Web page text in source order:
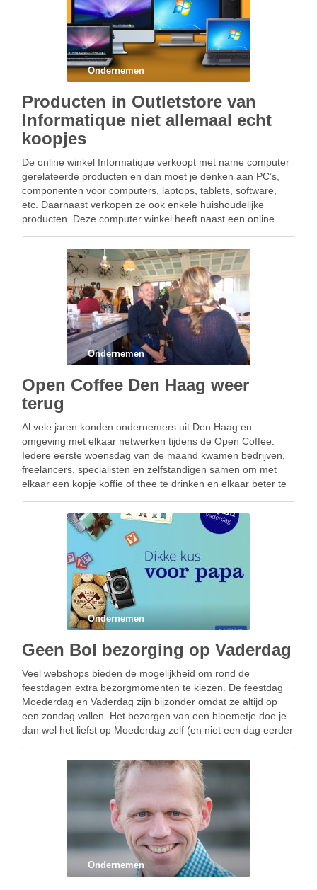
Ondernemen
Producten in Outletstore van
Informatique niet allemaal echt
koopjes
De online winkel Informatique verkoopt met name computer
gerelateerde producten en dan moet je denken aan PC’s,
componenten voor computers, laptops, tablets, software,
etc. Daarnaast verkopen ze ook enkele huishoudelijke
producten. Deze computer winkel heeft naast een online
Informatique heeft …
Ondernemen
Open Coffee Den Haag weer
terug
Al vele jaren konden ondernemers uit Den Haag en
omgeving met elkaar netwerken tijdens de Open Coffee.
Iedere eerste woensdag van de maand kwamen bedrijven,
freelancers, specialisten en zelfstandigen samen om met
elkaar een kopje koffie of thee te drinken en elkaar beter te
Ondernemen
Geen Bol bezorging op Vaderdag
Veel webshops bieden de mogelijkheid om rond de
feestdagen extra bezorgmomenten te kiezen. De feestdag
Moederdag en Vaderdag zijn bijzonder omdat ze altijd op
een zondag vallen. Het bezorgen van een bloemetje doe je
dan wel het liefst op Moederdag zelf (en niet een dag eerder
Ondernemen